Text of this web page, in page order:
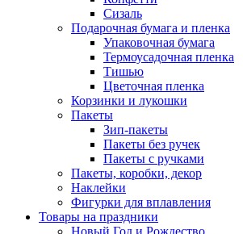
Сизаль
Подарочная бумага и пленка
Упаковочная бумага
Термоусадочная пленка
Тишью
Цветочная пленка
Корзинки и лукошки
Пакеты
Зип-пакеты
Пакеты без ручек
Пакеты с ручками
Пакеты, коробки, декор
Наклейки
Фигурки для вплавления
Товары на праздники
Новый Год и Рождество